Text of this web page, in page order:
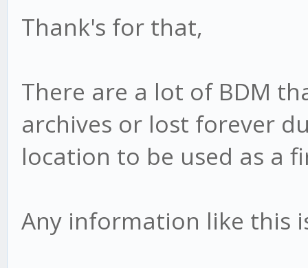
Thank's for that,
There are a lot of BDM
archives or lost forever
location to be used as a
Any information like this